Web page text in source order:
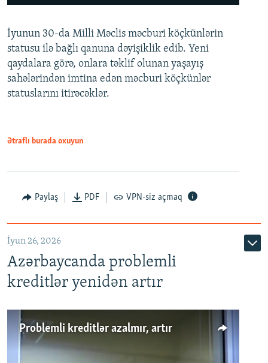
Auto 240p 360p 480p
720p 1080p
360p
480p
720p
İyunun 30-da Milli Məclis məcburi köçkünlərin
statusu ilə bağlı qanuna dəyişiklik edib. Yeni
qaydalara görə, onlara təklif olunan yaşayış
sahələrindən imtina edən məcburi köçkünlər
statuslarını itirəcəklər.
Ətraflı burada oxuyun
Paylaş PDF VPN-siz açmaq
İyun 26, 2026
Azərbaycanda problemli
kreditlər yenidən artır
Problemli kreditlər azalmır, artır